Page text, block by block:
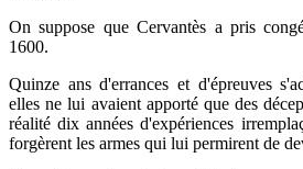
On suppose que Cervantès a pris
1600.
Quinze ans d'errances et d'épreuves
elles ne lui avaient apporté que des
réalité dix années d'expériences
forgèrent les armes qui lui permirent de